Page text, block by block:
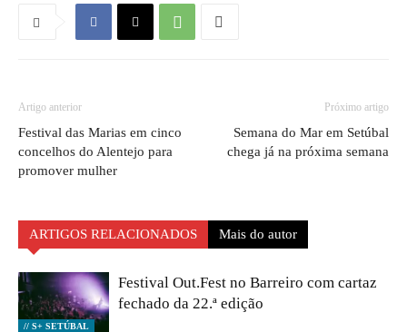
Artigo anterior
Festival das Marias em cinco
concelhos do Alentejo para
promover mulher
Próximo artigo
Semana do Mar em Setúbal
chega já na próxima semana
ARTIGOS RELACIONADOS Mais do autor
// S+ SETÚBAL
Festival Out.Fest no Barreiro com cartaz
fechado da 22.ª edição